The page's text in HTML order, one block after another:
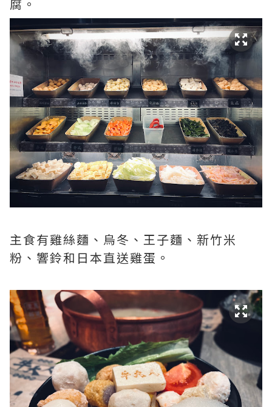
腐。
主食有雞絲麵、烏冬、王子麵、新竹米
粉、響鈴和日本直送雞蛋。